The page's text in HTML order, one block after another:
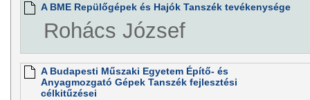
A BME Repülőgépek és Hajók Tanszék tevékenysége
Rohács József
A Budapesti Műszaki Egyetem Építő- és
Anyagmozgató Gépek Tanszék fejlesztési
célkitűzései